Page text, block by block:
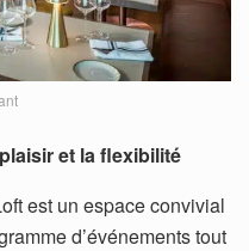
et la flexibilité
est un espace convivial
d’événements tout